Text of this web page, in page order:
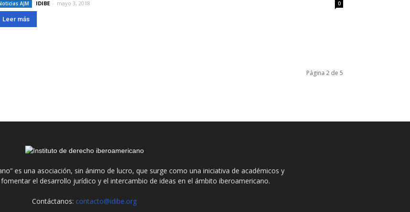
AJM IDIBE - mayo 3, 2018 0
Leer más
Página 2 de 5
es una asociación, sin ánimo de lucro, que surge como una iniciativa de académicos y
el desarrollo jurídico y el intercambio de ideas en el ámbito iberoamericano.
Contáctanos: contacto@idibe.org